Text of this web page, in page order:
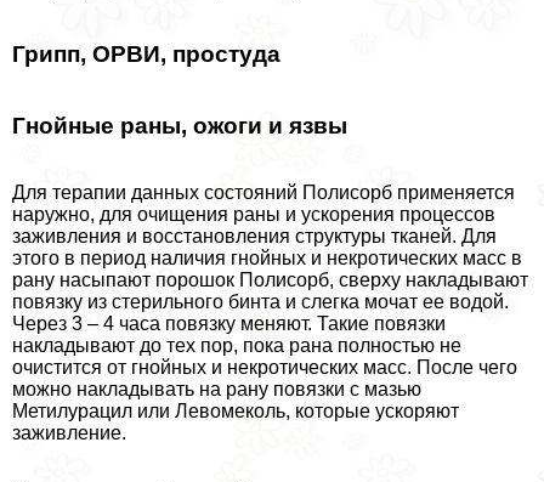
Грипп, ОРВИ, простуда
Гнойные раны, ожоги и язвы
Для терапии данных состояний Полисорб применяется
наружно, для очищения раны и ускорения процессов
заживления и восстановления структуры тканей. Для
этого в период наличия гнойных и некротических масс в
рану насыпают порошок Полисорб, сверху накладывают
повязку из стерильного бинта и слегка мочат ее водой.
Через 3 – 4 часа повязку меняют. Такие повязки
накладывают до тех пор, пока рана полностью не
очистится от гнойных и некротических масс. После чего
можно накладывать на рану повязки с мазью
Метилурацил или Левомеколь, которые ускоряют
заживление.